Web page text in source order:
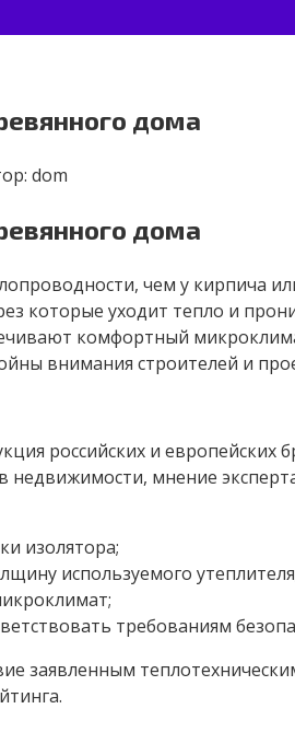
дома
dom
дома
чем у кирпича
которые уходит тепло и
комфортный
внимания строителей и
российских и
недвижимости, мнение
изолятора;
используемого
требованиям
заявленным